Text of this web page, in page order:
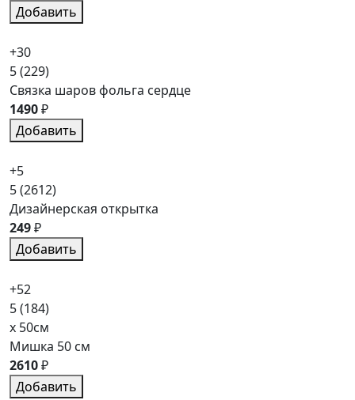
Добавить
+30
5(229)
Связка шаров фольга сердце
1490₽
Добавить
+5
5(2612)
Дизайнерская открытка
249₽
Добавить
+52
5(184)
x 50см
Мишка 50 см
2610₽
Добавить